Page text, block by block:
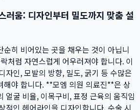
러움: 디자인부터 밀도까지 맞춤 설
히 비어있는 곳을 채우는 것이 아닙니
처럼 자연스럽게 어우러져야 합니다. 이
자인, 모발의 방향, 밀도, 굵기 등 수많은
해야 합니다. **모엠 의원 의료진**은 상
얼굴 비율, 이목구비, 표정 근육의 움직임
적인 헤어라인을 디자인합니다. 수술 시